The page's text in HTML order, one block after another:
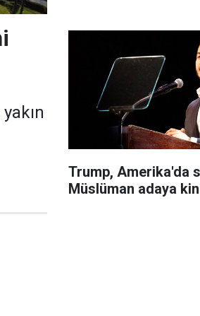
Trump, Amerika'da
Müslüman adaya